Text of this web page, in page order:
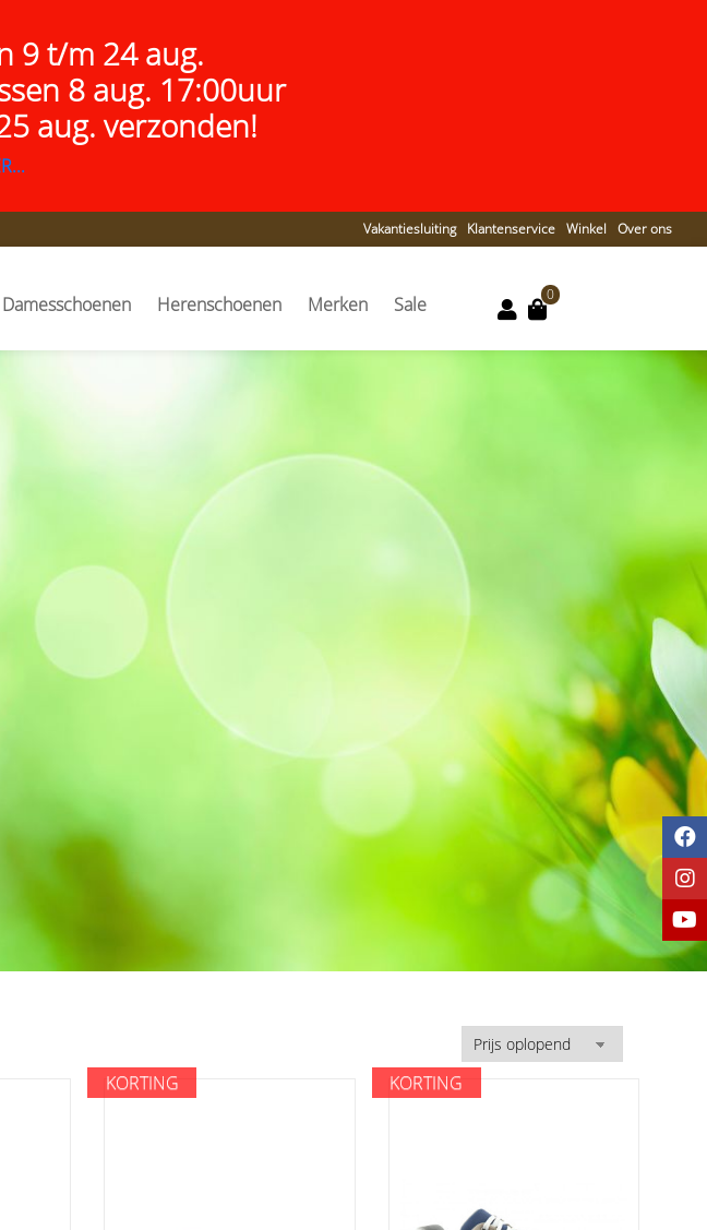
9 t/m 24 aug.
8 aug. 17:00uur
aug. verzonden!
Vakantiesluiting Klantenservice Winkel Over ons
Damesschoenen Herenschoenen Merken Sale 0
KORTING KORTING